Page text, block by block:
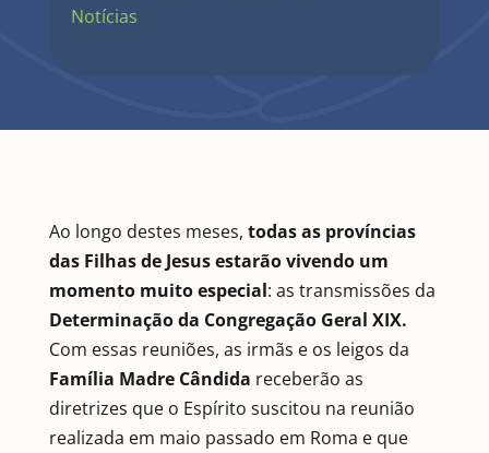
Notícias
Ao longo destes meses, todas as províncias
das Filhas de Jesus estarão vivendo um
momento muito especial: as transmissões da
Determinação da Congregação Geral XIX.
Com essas reuniões, as irmãs e os leigos da
Família Madre Cândida receberão as
diretrizes que o Espírito suscitou na reunião
realizada em maio passado em Roma e que